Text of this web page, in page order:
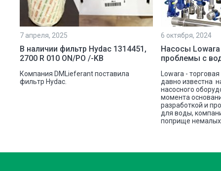
7 апреля, 2025
В наличии фильтр Hydac 1314451,
2700 R 010 ON/PO /-KB
Компания DMLieferant поставила
фильтр Hydac.
6 октября, 2024
Насосы
проблемы с
Lowara -
давно известна
насосного
момента
разработкой и
для воды,
поприще немалых